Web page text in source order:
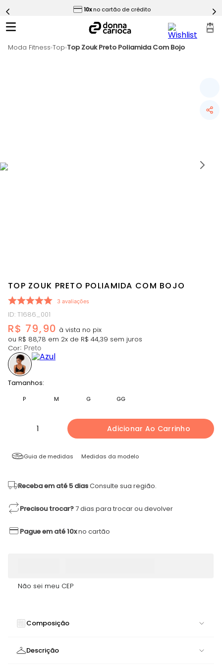
10x no cartão de crédito
Moda Fitness Top Top Zouk Preto Poliamida Com Bojo
TOP ZOUK PRETO POLIAMIDA COM BOJO
3 avaliações
ID: T1686_001
R$ 79,90
ou R$ 88,78 em 2x de R$ 44,39 sem juros
Cor: Preto
Tamanhos:
P M G GG
1 Adicionar Ao Carrinho
Guia de medidas Medidas da modelo
Receba em até 5 diasConsulte sua região.
Precisou trocar?7 dias para trocar ou devolver
Pague em até 10xno cartão
Não sei meu CEP
Composição
Descrição
7º Conjunto